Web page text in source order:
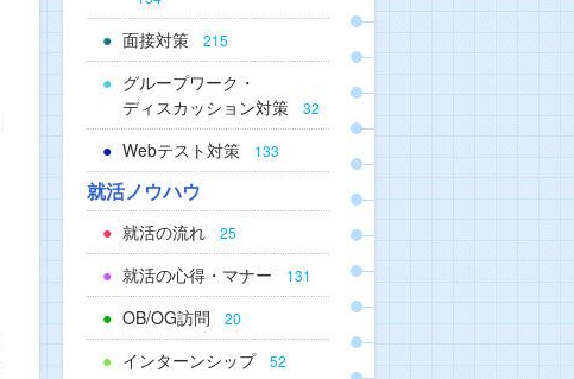
面接対策 215
グループワーク・
ディスカッション対策
32
Webテスト対策 133
就活ノウハウ
就活の流れ 25
就活の心得・マナー 131
OB/OG訪問 20
インターンシップ 52